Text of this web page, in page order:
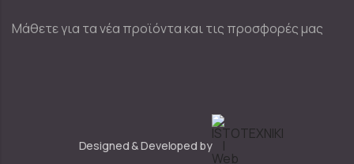
Μάθετε για τα νέα προϊόντα και τις προσφορές μας
Designed & Developed by